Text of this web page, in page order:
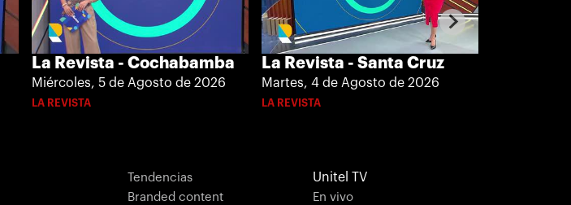
La Revista - Cochabamba
Miércoles, 5 de Agosto de 2026
LA REVISTA
La Revista - Santa Cruz
Martes, 4 de Agosto de 2026
LA REVISTA
Tendencias
Branded content
Unitel TV
En vivo